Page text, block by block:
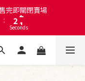
購滿千再折百
1
0
0
Seconds
首購滿千再折百